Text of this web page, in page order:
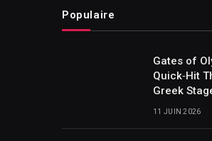
Populaire
Gates of
Quick‑Hit
Greek
11 JUIN 2026